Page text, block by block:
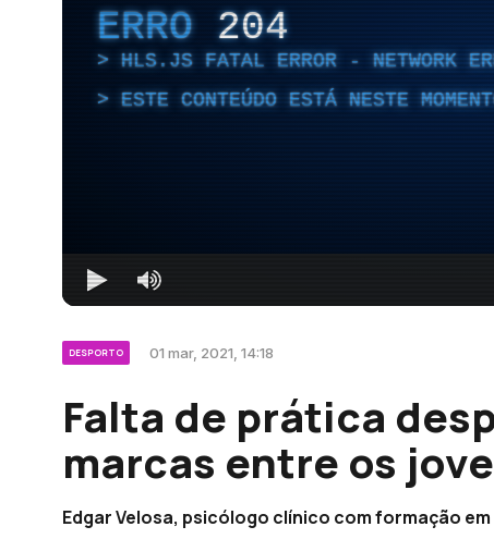
ERRO 204
HLS.JS FATAL ERROR - NETWORK
ESTE CONTEÚDO ESTÁ NESTE
DESPORTO 01 mar, 2021, 14:18
Falta de prática
marcas entre os
Edgar Velosa, psicólogo clínico com formação